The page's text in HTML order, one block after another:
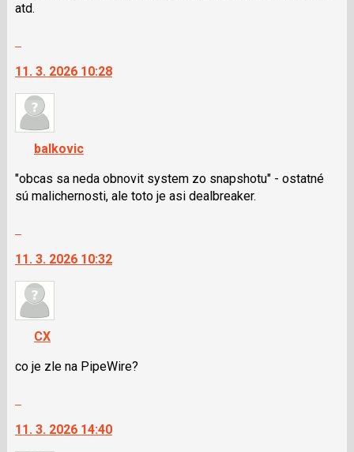
a
P
pro
předchozí
nový
atd.
další
nový
názor.
navigaci
lze
použít
i
následující
a
P
pro
předchozí
názor
11. 3. 2026 10:28
balkovic
"obcas sa neda obnovit system zo snapshotu" - ostatné
sú malichernosti, ale toto je asi dealbreaker.
další
nový
názor.
navigaci
lze
použít
pro
11. 3. 2026 10:32
CX
co je zle na PipeWire?
další
nový
11. 3. 2026 14:40